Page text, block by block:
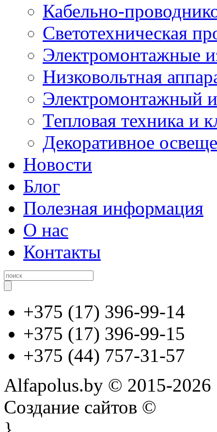
Кабельно-
Светотехническая
Электромонтажные
Низковольтная
Электромонтажный
Тепловая техника и
Декоративное
Новости
Блог
Полезная информация
О нас
Контакты
+375 (17) 396-99-14
+375 (17) 396-99-15
+375 (44) 757-31-57
Alfapolus.by © 2015-2026
Создание сайтов ©